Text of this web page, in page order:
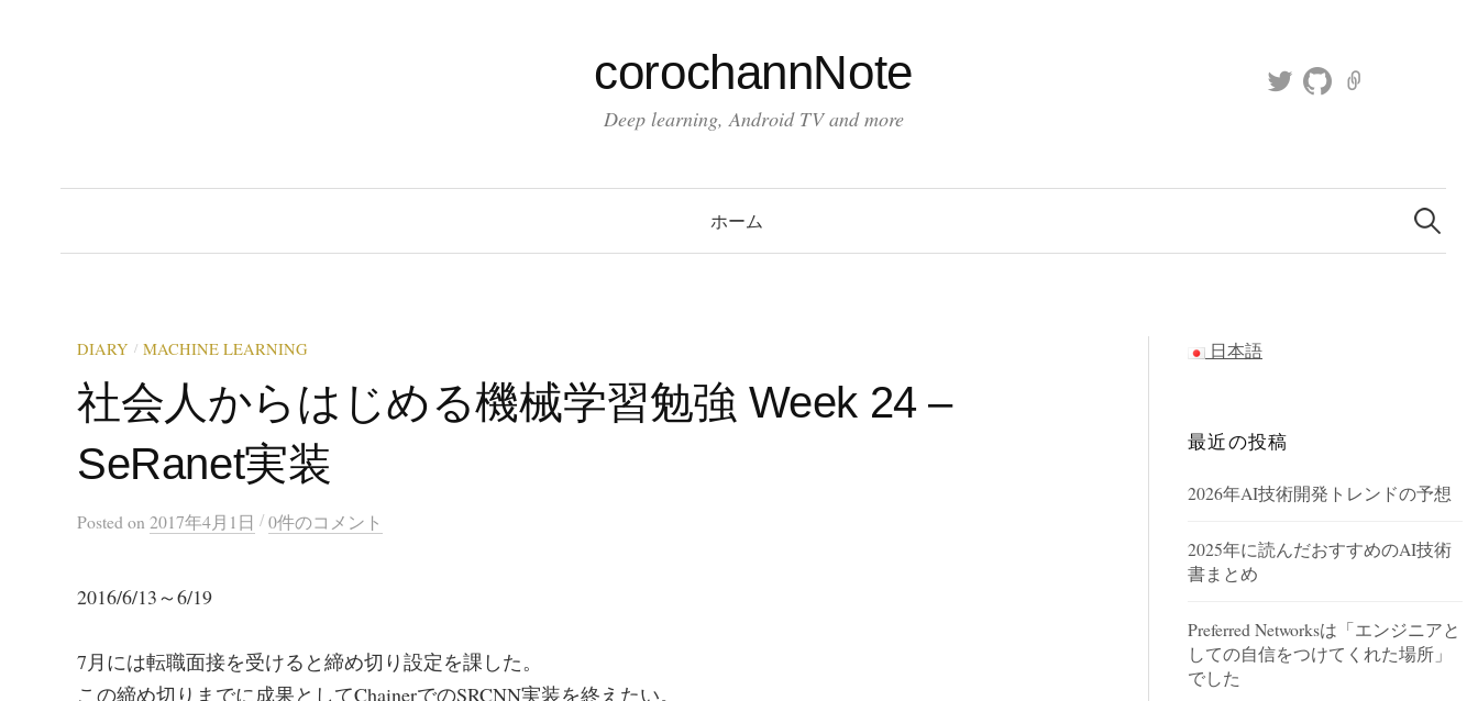
へ
キ
corochannNote
Deep learning, Android TV and more
T
r
ホーム
検
索
DIARY / MACHINE LEARNING
社会人からはじめる機械学習勉強 Week 24 –
SeRanet実装
Posted on 2017年4月1日 /0件のコメント
2016/6/13～6/19
7月には転職面接を受けると締め切り設定を課した。
この締め切りまでに成果としてChainerでのSRCNN実装を終えたい。
日本語
最近の投稿
2026年AI技術開発トレンドの予想
2025年に読んだおすすめのAI技術
書まとめ
Preferred Networksは「エンジニアと
しての自信をつけてくれた場所」
でした